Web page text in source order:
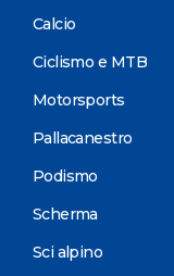
Calcio
Ciclismo e MTB
Motorsports
Pallacanestro
Podismo
Scherma
Sci alpino